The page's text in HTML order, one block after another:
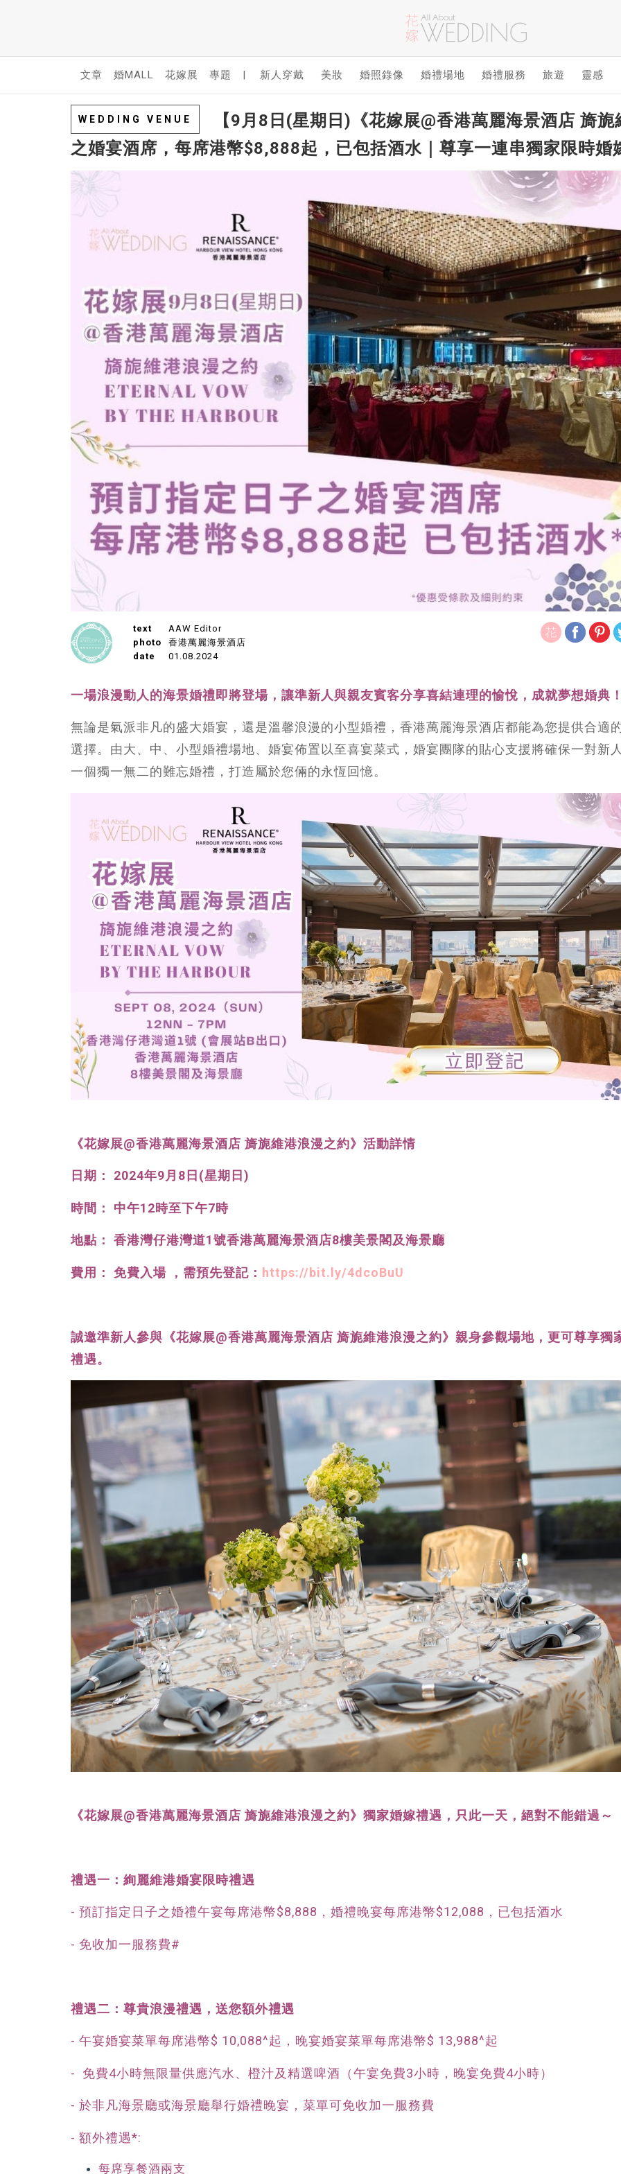
文章 婚MALL 花嫁展 專題 | 新人穿戴 美妝 婚照錄像 婚禮場地 婚禮服務 旅遊 靈感
WEDDING VENUE
【9月8日(星期日)《花嫁展@香港萬麗海景酒店 旖
之婚宴酒席，每席港幣$8,888起，已包括酒水｜尊享一連串獨家限時
text
AAW Editor
photo
香港萬麗海景酒店
date
01.08.2024
一場浪漫動人的海景婚禮即將登場，讓準新人與親友賓客分享喜結連理的愉悅，成就夢想婚典
無論是氣派非凡的盛大婚宴，還是溫馨浪漫的小型婚禮，香港萬麗海景酒店都能為您提供合適
選擇。由大、中、小型婚禮場地、婚宴佈置以至喜宴菜式，婚宴團隊的貼心支援將確保一對新
一個獨一無二的難忘婚禮，打造屬於您倆的永恆回憶。
《花嫁展@香港萬麗海景酒店 旖旎維港浪漫之約》活動詳情
日期： 2024年9月8日(星期日)
時間： 中午12時至下午7時
地點： 香港灣仔港灣道1號香港萬麗海景酒店8樓美景閣及海景廳
費用： 免費入場 ，需預先登記： https://bit.ly/4dcoBuU
誠邀準新人參與《花嫁展@香港萬麗海景酒店 旖旎維港浪漫之約》親身參觀場地，更可尊享獨
禮遇。
《花嫁展@香港萬麗海景酒店 旖旎維港浪漫之約》獨家婚嫁禮遇，只此一天，絕對不能錯過～
禮遇一：絢麗維港婚宴限時禮遇
- 預訂指定日子之婚禮午宴每席港幣$8,888，婚禮晚宴每席港幣$12,088，已包括酒水
- 免收加一服務費#
禮遇二：尊貴浪漫禮遇，送您額外禮遇
- 午宴婚宴菜單每席港幣$ 10,088^起，晚宴婚宴菜單每席港幣$ 13,988^起
- 免費4小時無限量供應汽水、橙汁及精選啤酒（午宴免費3小時，晚宴免費4小時）
- 於非凡海景廳或海景廳舉行婚禮晚宴，菜單可免收加一服務費
- 額外禮遇*:
每席享餐酒兩支